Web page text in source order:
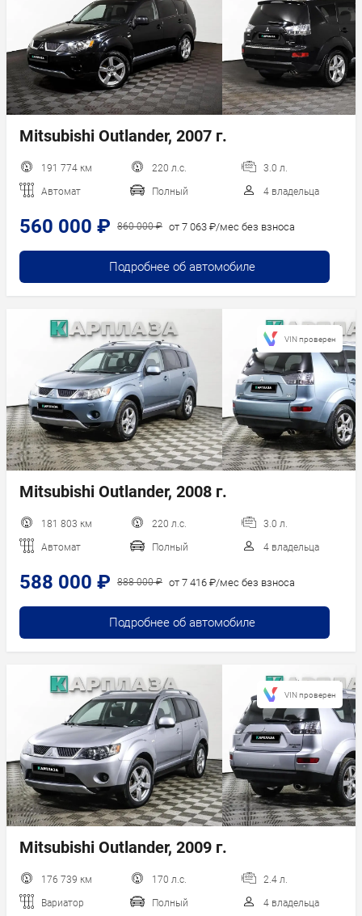
Mitsubishi Outlander, 2007 г.
191 774 км 220 л.с. 3.0 л.
Автомат Полный 4 владельца
560 000 ₽ 860 000 ₽ от 7 063 ₽/мес без взноса
Подробнее об автомобиле
Mitsubishi Outlander, 2008 г.
181 803 км 220 л.с. 3.0 л.
Автомат Полный 4 владельца
588 000 ₽ 888 000 ₽ от 7 416 ₽/мес без взноса
Подробнее об автомобиле
VIN проверен
Mitsubishi Outlander, 2009 г.
176 739 км 170 л.с. 2.4 л.
Вариатор Полный 4 владельца
VIN проверен